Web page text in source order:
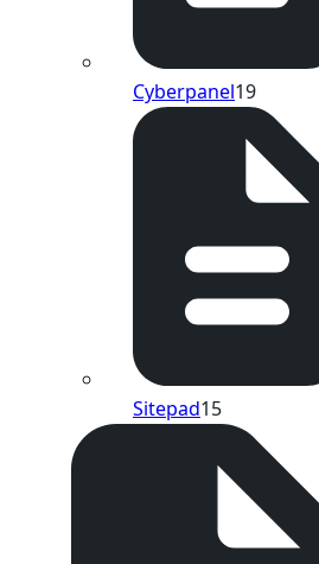
Cyberpanel19
Sitepad15